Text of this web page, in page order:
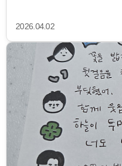
2026.04.02